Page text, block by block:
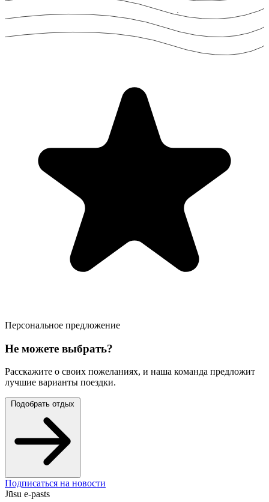
Персональное предложение
Не можете выбрать?
Расскажите о своих пожеланиях, и наша команда предложит
лучшие варианты поездки.
Подобрать отдых
Подписаться на новости
Jūsu e-pasts